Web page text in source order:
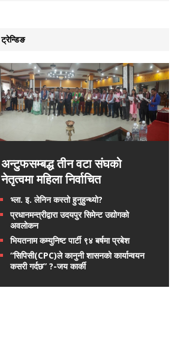
ट्रेन्डिङ
अन्टुफसम्बद्ध तीन वटा संघको
नेतृत्वमा महिला निर्वाचित
भ्ला. इ. लेनिन कस्तो हुनुहुन्थ्यो?
प्रधानमन्त्रीद्वारा उदयपुर सिमेन्ट उद्योगको
अवलोकन
भियतनाम कम्युनिष्ट पार्टी ९४ बर्षमा प्रबेश
“सिपिसी(CPC)ले कानुनी शासनको कार्यान्वयन
कसरी गर्दछ” ?-जय कार्की